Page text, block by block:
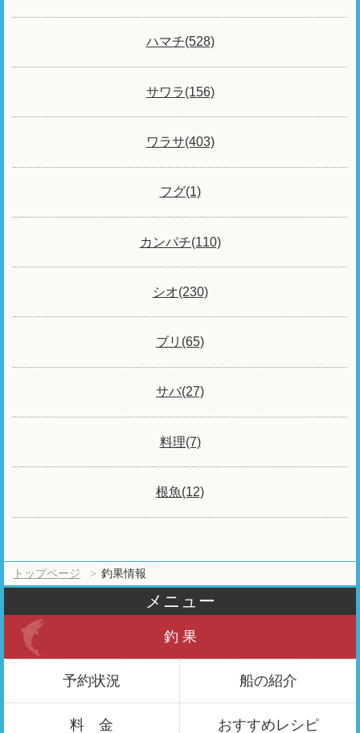
ハマチ(528)
サワラ(156)
ワラサ(403)
フグ(1)
カンパチ(110)
シオ(230)
ブリ(65)
サバ(27)
料理(7)
根魚(12)
トップページ 釣果情報
メニュー
釣 果
予約状況 船の紹介
料 金 おすすめレシピ